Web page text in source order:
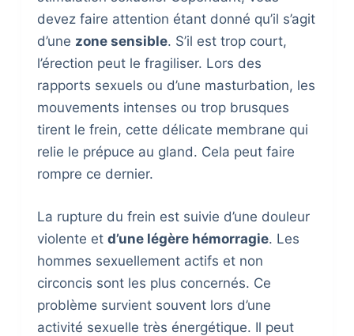
devez faire attention étant donné qu’il s’agit
d’une zone sensible. S’il est trop court,
l’érection peut le fragiliser. Lors des
rapports sexuels ou d’une masturbation, les
mouvements intenses ou trop brusques
tirent le frein, cette délicate membrane qui
relie le prépuce au gland. Cela peut faire
rompre ce dernier.
La rupture du frein est suivie d’une douleur
violente et d’une légère hémorragie. Les
hommes sexuellement actifs et non
circoncis sont les plus concernés. Ce
problème survient souvent lors d’une
activité sexuelle très énergétique. Il peut